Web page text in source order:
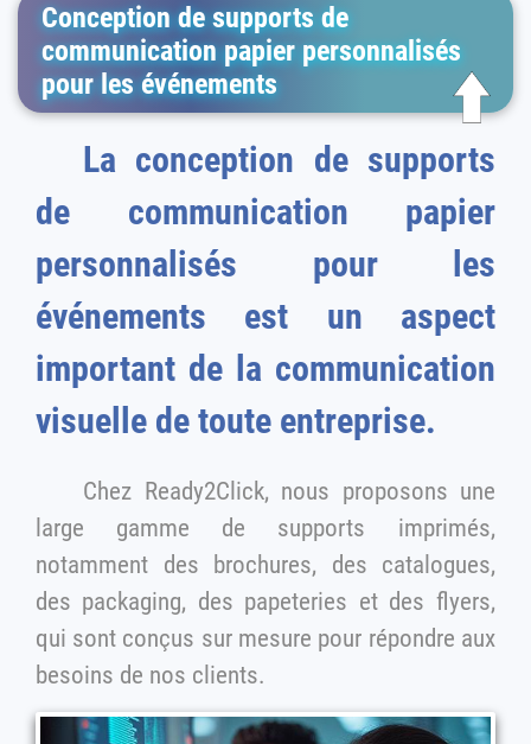
Conception de supports de
communication papier personnalisés
pour les événements
La conception de supports
de communication papier
personnalisés pour les
événements est un aspect
important de la communication
visuelle de toute entreprise.
Chez Ready2Click, nous proposons une
large gamme de supports imprimés,
notamment des brochures, des catalogues,
des packaging, des papeteries et des flyers,
qui sont conçus sur mesure pour répondre aux
besoins de nos clients.